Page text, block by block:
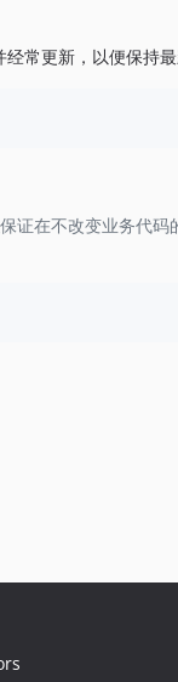
经常更新，以便保持
证在不改变业务代码